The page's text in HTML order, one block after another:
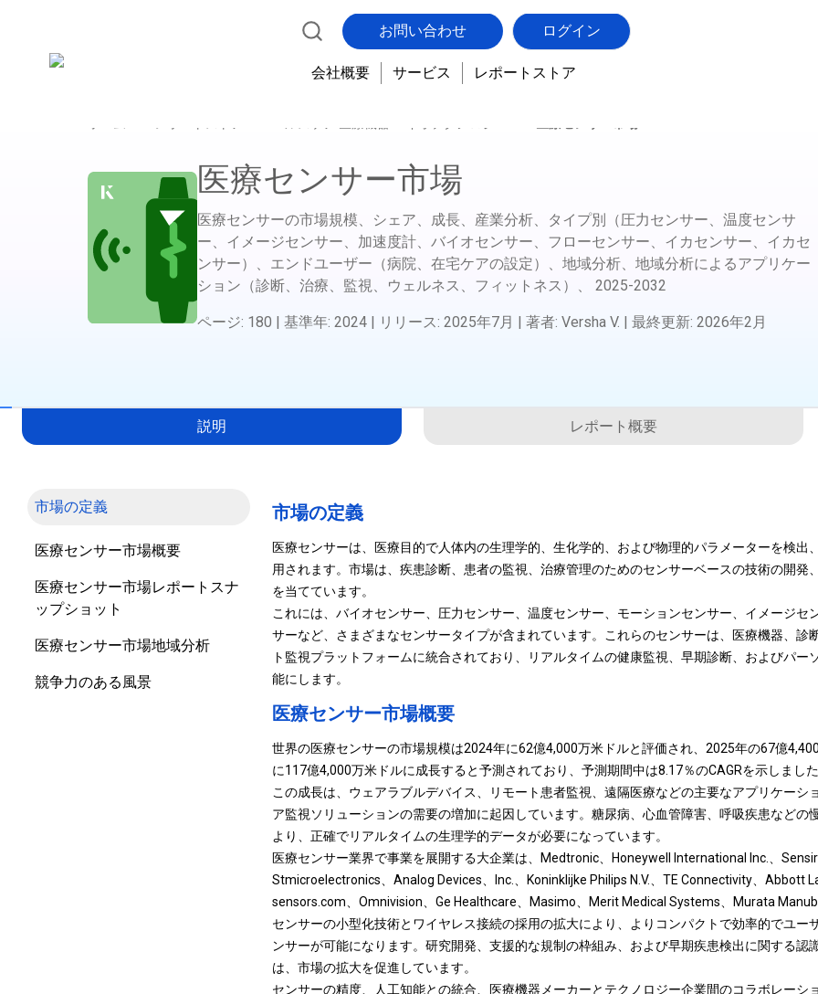
お問い合わせ ログイン
医療センサー市場
医療センサーの市場規模、シェア、成長、産業分析、タイプ別（圧力センサー、温度センサ
ー、イメージセンサー、加速度計、バイオセンサー、フローセンサー、イカセンサー、イカセ
ンサー）、エンドユーザー（病院、在宅ケアの設定）、地域分析、地域分析によるアプリケー
ション（診断、治療、監視、ウェルネス、フィットネス）、
2025-2032
ページ: 180 | 基準年: 2024 | リリース: 2025年7月 | 著者: Versha V. | 最終更新: 2026年2月
説明 レポート概要
市場の定義
医療センサー市場概要
医療センサー市場レポートスナ
ップショット
医療センサー市場地域分析
競争力のある風景
市場の定義
医療センサーは、医療目的で人体内の生理学的、生化学的、および物理的パラメーターを検出
用されます。市場は、疾患診断、患者の監視、治療管理のためのセンサーベースの技術の開発
を当てています。
これには、バイオセンサー、圧力センサー、温度センサー、モーションセンサー、イメージセ
サーなど、さまざまなセンサータイプが含まれています。これらのセンサーは、医療機器、診
ト監視プラットフォームに統合されており、リアルタイムの健康監視、早期診断、およびパー
能にします。
医療センサー市場概要
世界の医療センサーの市場規模は2024年に62億4,000万米ドルと評価され、2025年の67億
に117億4,000万米ドルに成長すると予測されており、予測期間中は8.17％のCAGRを示しまし
この成長は、ウェアラブルデバイス、リモート患者監視、遠隔医療などの主要なアプリケーシ
ア監視ソリューションの需要の増加に起因しています。糖尿病、心血管障害、呼吸疾患などの
より、正確でリアルタイムの生理学的データが必要になっています。
医療センサー業界で事業を展開する大企業は、Medtronic、Honeywell International Inc.、
Stmicroelectronics、Analog Devices、Inc.、Koninklijke Philips N.V.、TE Con​​nectivity、Abbott
sensors.com、Omnivision、Ge Healthcare、Masimo、Merit Medical Systems、Murata
センサーの小型化技術とワイヤレス接続の採用の拡大により、よりコンパクトで効率的でユー
ンサーが可能になります。研究開発、支援的な規制の枠組み、および早期疾患検出に関する認
は、市場の拡大を促進しています。
センサーの精度、人工知能との統合、医療機器メーカーとテクノロジー企業間のコラボレーシ